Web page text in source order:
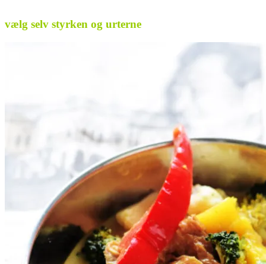
vælg selv styrken og urterne